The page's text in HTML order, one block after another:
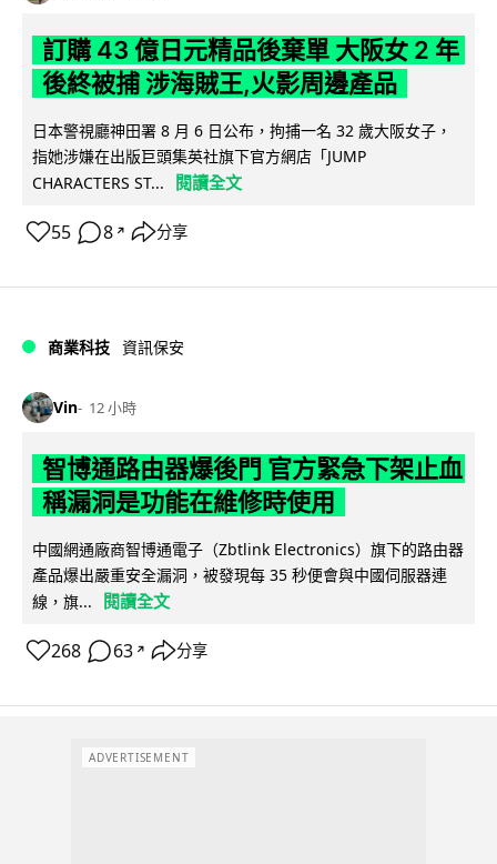
訂購 43 億日元精品後棄單 大阪女 2 年
後終被捕 涉海賊王,火影周邊產品
日本警視廳神田署 8 月 6 日公布，拘捕一名 32 歲大阪女子，
指她涉嫌在出版巨頭集英社旗下官方網店「JUMP
CHARACTERS ST...
閱讀全文
55 8 ↗ 分享
商業科技 資訊保安
Vin 12 小時
智博通路由器爆後門 官方緊急下架止血
稱漏洞是功能在維修時使用
中國網通廠商智博通電子（Zbtlink Electronics）旗下的路由器
產品爆出嚴重安全漏洞，被發現每 35 秒便會與中國伺服器連
線，旗...
閱讀全文
268 63 ↗ 分享
ADVERTISEMENT